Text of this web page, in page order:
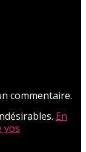
commentaire.
En
vos